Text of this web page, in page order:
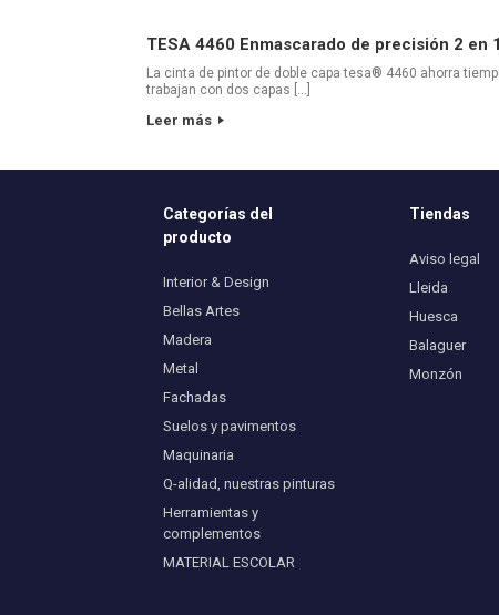
TESA 4460 Enmascarado de precisión 2 en 1
La cinta de pintor de doble capa tesa® 4460 ahorra
trabajan con dos capas […]
Leer más
Categorías del
producto
Interior & Design
Bellas Artes
Madera
Metal
Fachadas
Suelos y pavimentos
Maquinaria
Q-alidad, nuestras pinturas
Herramientas y
complementos
MATERIAL ESCOLAR
Tiendas
Aviso legal
Lleida
Huesca
Balaguer
Monzón